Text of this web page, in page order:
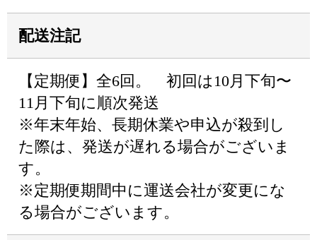
配送注記
【定期便】全6回。 初回は10月下旬〜
11月下旬に順次発送
※年末年始、長期休業や申込が殺到し
た際は、発送が遅れる場合がございま
す。
※定期便期間中に運送会社が変更にな
る場合がございます。